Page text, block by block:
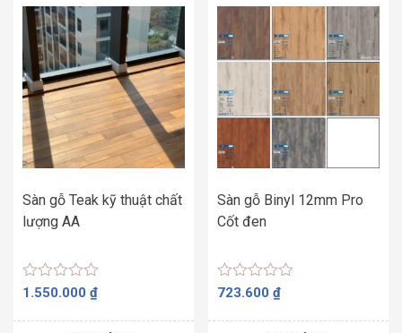
Sàn gỗ Teak kỹ thuật chất
lượng AA
Được
hạng
1.550.000 ₫
Sàn gỗ Binyl 12mm Pro
Cốt đen
Được
hạng
723.600₫